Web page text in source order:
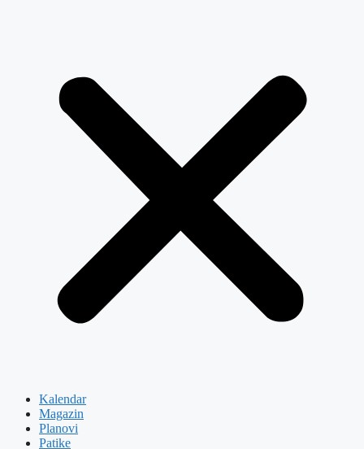
Kalendar
Magazin
Planovi
Patike